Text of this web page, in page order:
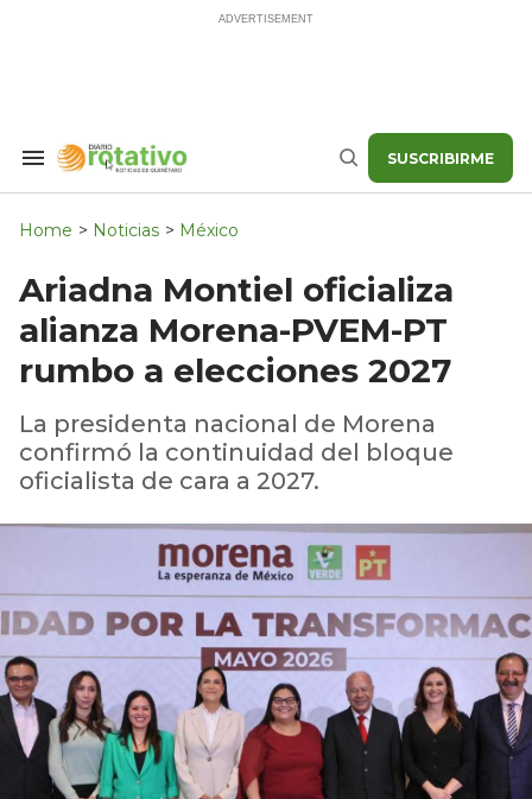
Search
Navigation
Buscar SUSCRIBIRME
Home > Noticias > México
Ariadna Montiel oficializa
alianza Morena-PVEM-PT
rumbo a elecciones 2027
La presidenta nacional de Morena
confirmó la continuidad del bloque
oficialista de cara a 2027.